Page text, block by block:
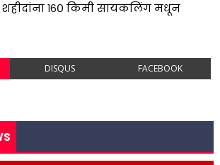
१६० किमी सायकलिंग मधून
DISQUS FACEBOOK